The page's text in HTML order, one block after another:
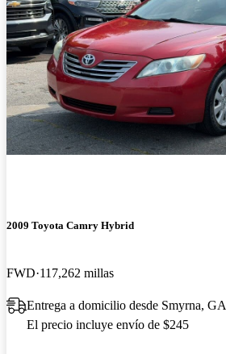
2009 Toyota Camry Hybrid
FWD 117,262 millas
Entrega a domicilio desde Smyrna, GA
El precio incluye envío de $245